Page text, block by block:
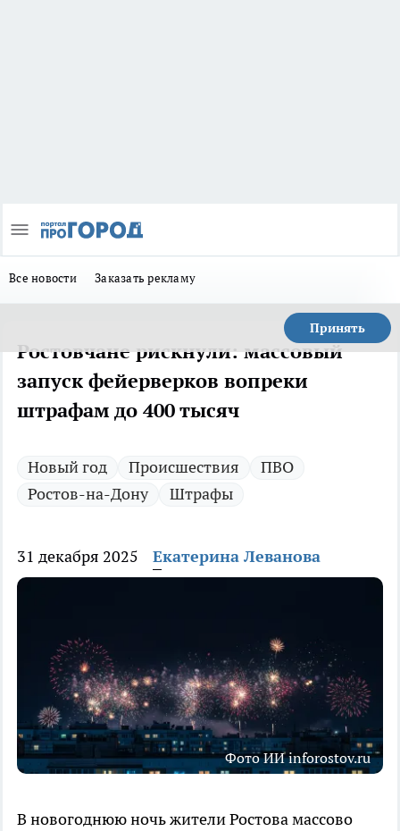
Все новости Заказать рекламу
Принять
Ростовчане рискнули: массовый
запуск фейерверков вопреки
штрафам до 400 тысяч
Новый год Происшествия
ПВО
Ростов-на-Дону
Штрафы
31 декабря 2025 Екатерина Леванова
Фото ИИ inforostov.ru
В новогоднюю ночь жители Ростова массово